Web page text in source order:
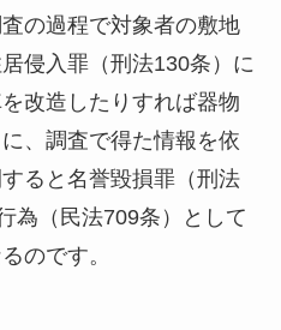
の過程で対象者の敷地
侵入罪（刑法130条）に
改造したりすれば器物
、調査で得た情報を依
ると名誉毀損罪（刑法
為（民法709条）として
のです。